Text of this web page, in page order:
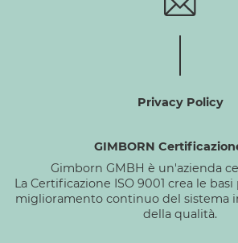
Privacy Policy
GIMBORN
Gimborn GMBH è un'azienda
La Certificazione ISO 9001 crea le
miglioramento continuo del sistema
della qualità.